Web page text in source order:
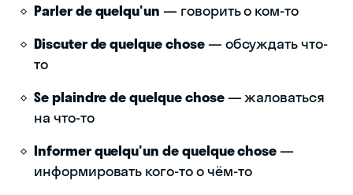
Parler de quelqu'un — говорить о ком-то
Discuter de quelque chose— обсуждать что-
то
Se plaindre de quelque chose— жаловаться
на что-то
Informer quelqu'un de quelque chose—
информировать кого-то о чём-то